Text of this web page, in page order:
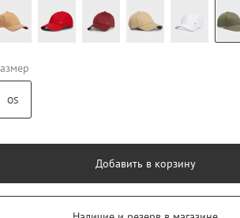
OS
Добавить в корзину